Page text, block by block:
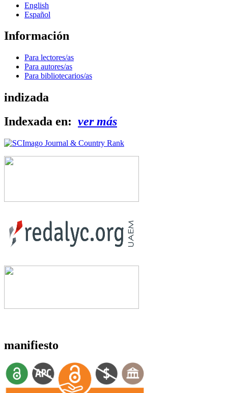
English
Español
Información
Para lectores/as
Para autores/as
Para bibliotecarios/as
indizada
Indexada en: ver más
manifiesto